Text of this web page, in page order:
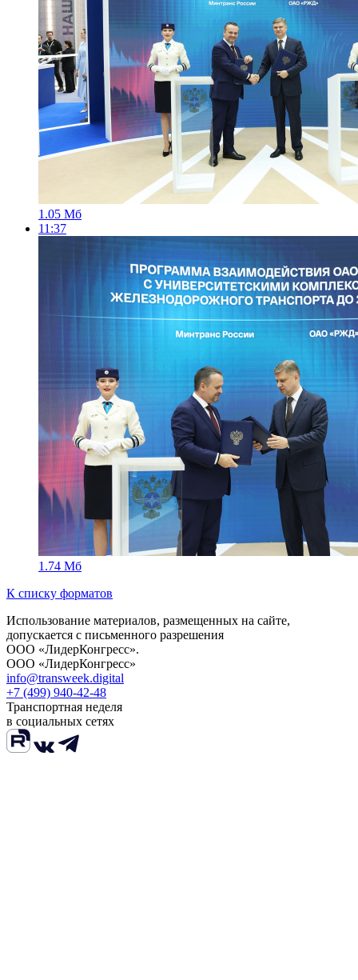
1.05 Мб
11:37
1.74 Мб
К списку форматов
Использование материалов, размещенных на сайте,
допускается с письменного разрешения
ООО «ЛидерКонгресс».
ООО «ЛидерКонгресс»
info@transweek.digital
+7 (499) 940-42-48
Транспортная неделя
в социальных сетях